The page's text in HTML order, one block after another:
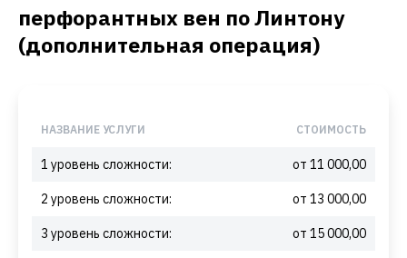
перфорантных вен по Линтону
(дополнительная операция)
НАЗВАНИЕ УСЛУГИ СТОИМОСТЬ
1 уровень сложности: от 11 000,00
2 уровень сложности: от 13 000,00
3 уровень сложности: от 15 000,00